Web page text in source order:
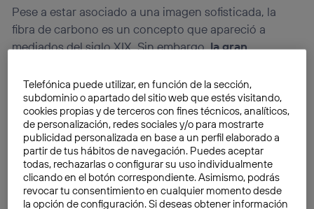
Pese a estar asociado a una imagen sofisticada, la
fibra de carbono es un concepto que apareció a
mediados del siglo XIX. Sin embargo,la gran
usos muy específicos. Y es que si no se puede alcanzar
una calidad notable en la fabricación del compuesto
no merece la pena hacerlo. En este caso las
cualidades de la fibra se devalúan y no tiene las
mismas aplicaciones de las que normalmente se
presume.
En un principio, cuando apareció la fibra de carbono
Telefónica puede utilizar, en función de la sección,
subdominio o apartado del sitio web que estés visitando,
cookies propias y de terceros con fines técnicos, analíticos,
de personalización, redes sociales y/o para mostrarte
publicidad personalizada en base a un perfil elaborado a
partir de tus hábitos de navegación. Puedes aceptar
todas, rechazarlas o configurar su uso individualmente
clicando en el botón correspondiente. Asimismo, podrás
revocar tu consentimiento en cualquier momento desde
la opción de configuración. Si deseas obtener información